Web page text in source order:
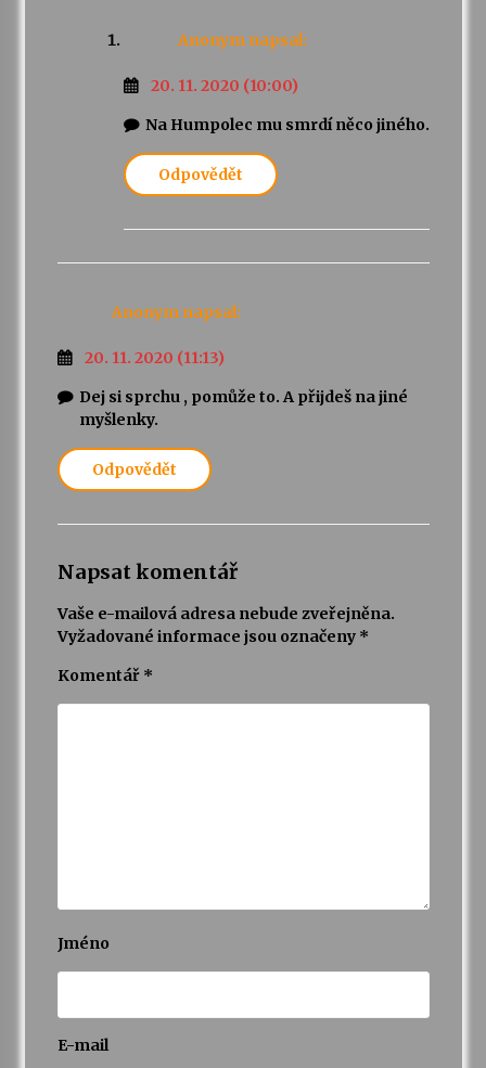
Anonym napsal:
20. 11. 2020 (10:00)
Na Humpolec mu smrdí něco jiného.
Odpovědět
Anonym napsal:
20. 11. 2020 (11:13)
Dej si sprchu , pomůže to. A přijdeš na jiné
myšlenky.
Odpovědět
Napsat komentář
Vaše e-mailová adresa nebude zveřejněna.
Vyžadované informace jsou označeny *
Komentář *
Jméno
E-mail